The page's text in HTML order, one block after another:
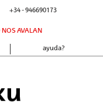
+34 - 946690173
NOS AVALAN
ayuda?